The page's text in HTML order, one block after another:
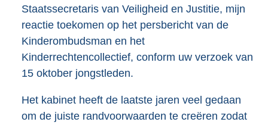
Staatssecretaris van Veiligheid en Justitie, mijn
reactie toekomen op het persbericht van de
Kinderombudsman en het
Kinderrechtencollectief, conform uw verzoek van
15 oktober jongstleden.
Het kabinet heeft de laatste jaren veel gedaan
om de juiste randvoorwaarden te creëren zodat